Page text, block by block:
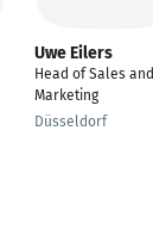
Uwe Eilers
Head of Sales and
Marketing
Düsseldorf